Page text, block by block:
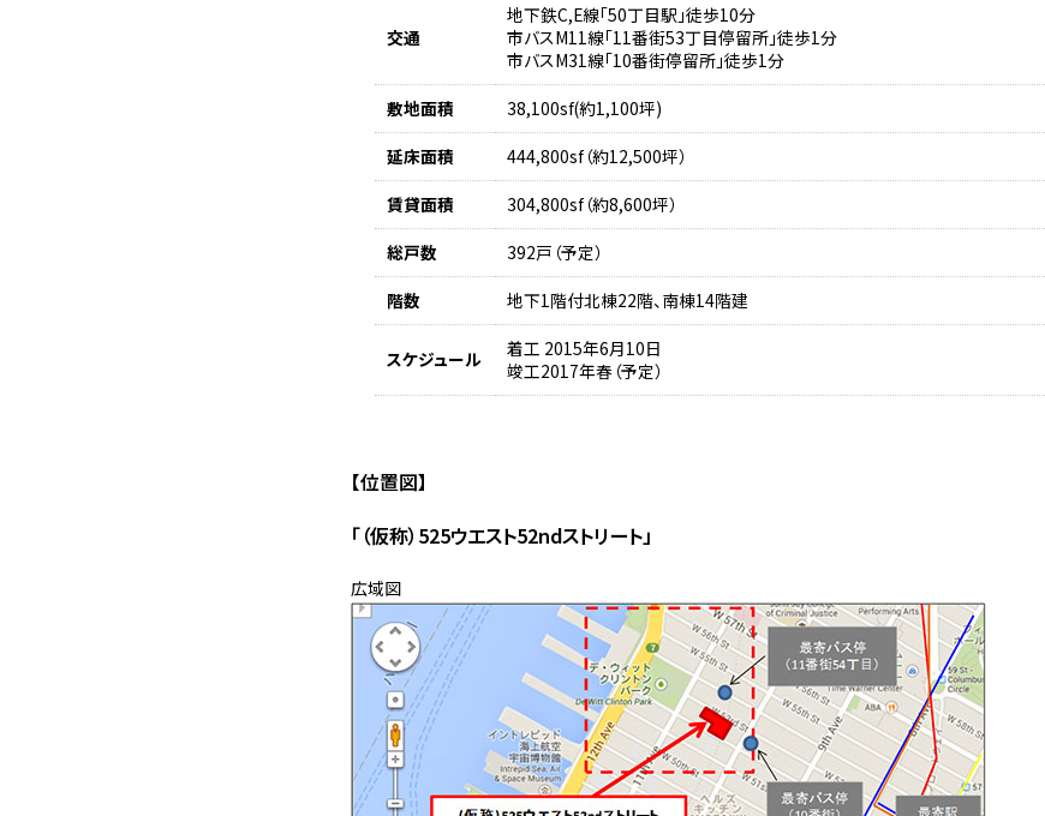
交通
地下鉄C,E線「50丁目駅」徒歩10分
市バスM11線「11番街53丁目停留所」徒歩1分
市バスM31線「10番街停留所」徒歩1分
敷地面積
38,100sf(約1,100坪)
延床面積
444,800sf（約12,500坪）
賃貸面積
304,800sf（約8,600坪）
総戸数
392戸（予定）
階数
地下1階付北棟22階、南棟14階建
スケジュール
着工 2015年6月10日
竣工2017年春（予定）
【位置図】
「（仮称）525ウエスト52ndストリート」
広域図